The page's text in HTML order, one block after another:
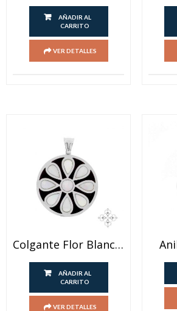
AÑADIR AL
CARRITO
VER DETALLES
Colgante Flor Blanco Y Negro
AÑADIR AL
CARRITO
VER DETALLES